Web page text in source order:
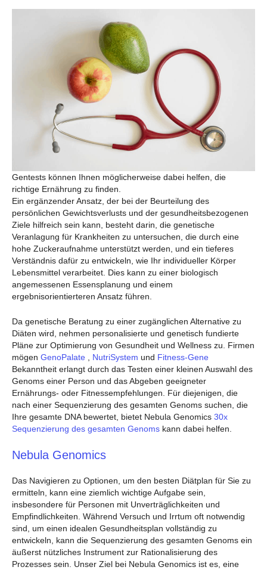
Gentests können Ihnen möglicherweise dabei helfen, die
richtige Ernährung zu finden.
Ein ergänzender Ansatz, der bei der Beurteilung des
persönlichen Gewichtsverlusts und der gesundheitsbezogenen
Ziele hilfreich sein kann, besteht darin, die genetische
Veranlagung für Krankheiten zu untersuchen, die durch eine
hohe Zuckeraufnahme unterstützt werden, und ein tieferes
Verständnis dafür zu entwickeln, wie Ihr individueller Körper
Lebensmittel verarbeitet. Dies kann zu einer biologisch
angemessenen Essensplanung und einem
ergebnisorientierteren Ansatz führen.
Da genetische Beratung zu einer zugänglichen Alternative zu
Diäten wird, nehmen personalisierte und genetisch fundierte
Pläne zur Optimierung von Gesundheit und Wellness zu. Firmen
mögen GenoPalate NutriSystem und Fitness-Gene
Bekanntheit erlangt durch das Testen einer kleinen Auswahl des
Genoms einer Person und das Abgeben geeigneter
Ernährungs- oder Fitnessempfehlungen. Für diejenigen, die
nach einer Sequenzierung des gesamten Genoms suchen, die
Ihre gesamte DNA bewertet, bietet Nebula Genomics 30x
Sequenzierung des gesamten Genoms kann dabei helfen.
Nebula Genomics
Das Navigieren zu Optionen, um den besten Diätplan für Sie zu
ermitteln, kann eine ziemlich wichtige Aufgabe sein,
insbesondere für Personen mit Unverträglichkeiten und
Empfindlichkeiten. Während Versuch und Irrtum oft notwendig
sind, um einen idealen Gesundheitsplan vollständig zu
entwickeln, kann die Sequenzierung des gesamten Genoms ein
äußerst nützliches Instrument zur Rationalisierung des
Prozesses sein. Unser Ziel bei Nebula Genomics ist es, eine